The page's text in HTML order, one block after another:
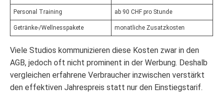
Personal Training ab 90 CHF pro Stunde
Getränke-/Wellnesspakete monatliche Zusatzkosten
Viele Studios kommunizieren diese Kosten zwar in den
AGB, jedoch oft nicht prominent in der Werbung. Deshalb
vergleichen erfahrene Verbraucher inzwischen verstärkt
den effektiven Jahrespreis statt nur den Einstiegstarif.